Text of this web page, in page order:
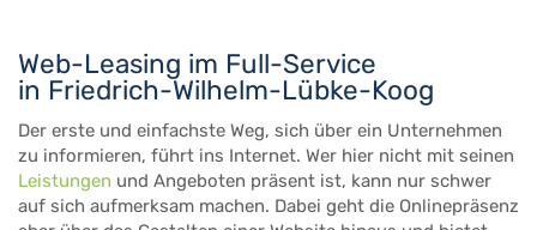
Web-Leasing im Full-Service
in Friedrich-Wilhelm-Lübke-Koog
Der erste und einfachste Weg, sich über ein Unternehmen
zu informieren, führt ins Internet. Wer hier nicht mit seinen
Leistungen und Angeboten präsent ist, kann nur schwer
auf sich aufmerksam machen. Dabei geht die Onlinepräsenz